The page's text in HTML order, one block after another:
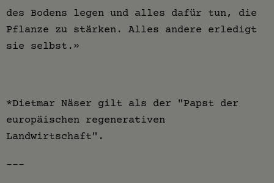
des Bodens legen und alles dafür tun, die
Pflanze zu stärken. Alles andere erledigt
sie selbst.»
*Dietmar Näser gilt als der "Papst der
europäischen regenerativen
Landwirtschaft".
---